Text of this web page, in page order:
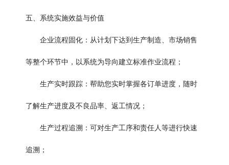
五、系统实施效益与价值
企业流程固化：从计划下达到生产制造、市场销售
等整个环节中，以系统为导向建立标准作业流程；
生产实时跟踪：帮助您实时掌握各订单进度，随时
了解生产进度及不良品率、返工情况；
生产过程追溯：可对生产工序和责任人等进行快速
追溯；